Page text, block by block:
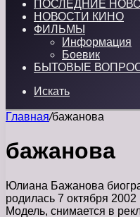
ПОСЛЕДНИЕ
НОВОСТИ КИНО
ФИЛЬМЫ
Информация
Боевик
БЫТОВЫЕ
Искать
Главная/бажанова
бажанова
Юлиана Бажанова
родилась 7 октября
Модель, снимается в